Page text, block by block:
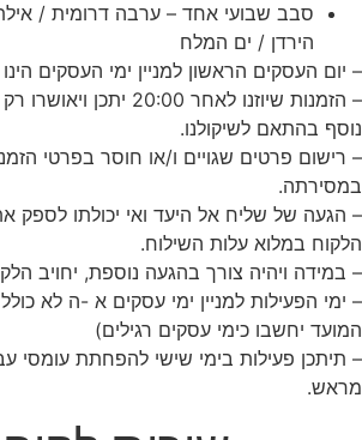
סבב שבועי אחד – ערבה דרומית /
הירדן / ים המלח
יום העסקים הראשון למניין ימי העסקים
– הזמנות שיוזנו לאחר 20:00
בהתאם לשיקולנו.
רישום פרטים שגויים ו/או חוסר בפרטי הזמנה
הגעה של שליח אל היעד ואי יכולתו לספק
במלוא עלות השילוח.
במידה ויהיה צורך בהגעה נוספת, יחויב
ימי הפעילות למניין ימי עסקים א -ה לא
יחשבו כימי עסקים רגילים)
תיתכן פעילות בימי שישי להפחתת עומסי